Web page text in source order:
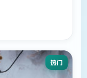
热门